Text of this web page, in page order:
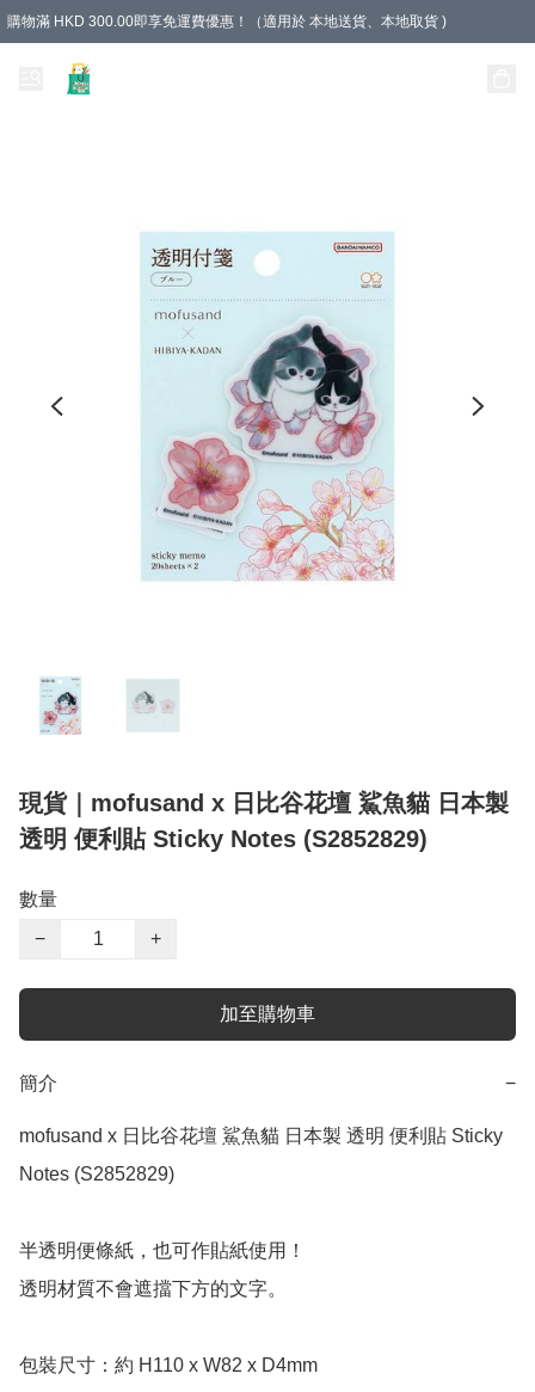
購物滿 HKD 300.00即享免運費優惠！（適用於 本地送貨、本地取貨 )
現貨｜mofusand x 日比谷花壇 鯊魚貓 日本製
透明 便利貼 Sticky Notes (S2852829)
數量
−
+
加至購物車
簡介 −
mofusand x 日比谷花壇 鯊魚貓 日本製 透明 便利貼 Sticky
Notes (S2852829)
半透明便條紙，也可作貼紙使用！
透明材質不會遮擋下方的文字。
包裝尺寸：約 H110 x W82 x D4mm